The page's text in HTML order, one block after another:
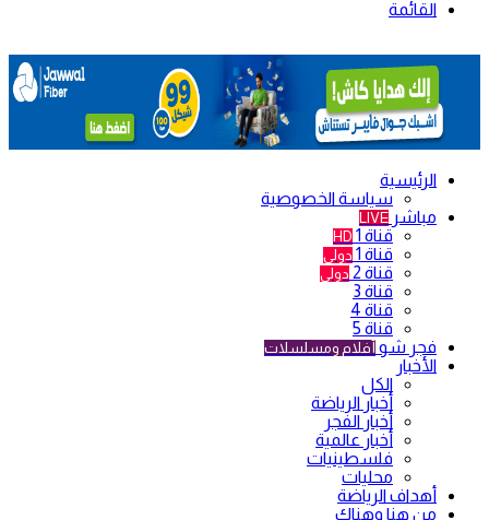
القائمة
الرئيسية
سياسة الخصوصية
مباشر LIVE
قناة 1 HD
قناة 1 دولي
قناة 2 دولي
قناة 3
قناة 4
قناة 5
فجر شو أفلام ومسلسلات
الأخبار
الكل
أخبار الرياضة
أخبار الفجر
أخبار عالمية
فلسطينيات
محليات
أهداف الرياضة
من هنا وهناك